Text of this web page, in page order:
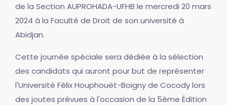
de la Section AUPROHADA-UFHB le mercredi 20 mars
2024 à la Faculté de Droit de son université à
Abidjan.
Cette journée spéciale sera dédiée à la sélection
des candidats qui auront pour but de représenter
l'Université Félix Houphouët-Boigny de Cocody lors
des joutes prévues à l'occasion de la 5ème Édition